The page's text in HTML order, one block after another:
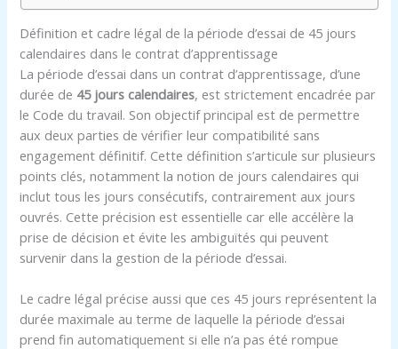
Définition et cadre légal de la période d’essai de 45 jours
calendaires dans le contrat d’apprentissage
La période d’essai dans un contrat d’apprentissage, d’une
durée de 45 jours calendaires, est strictement encadrée par
le Code du travail. Son objectif principal est de permettre
aux deux parties de vérifier leur compatibilité sans
engagement définitif. Cette définition s’articule sur plusieurs
points clés, notamment la notion de jours calendaires qui
inclut tous les jours consécutifs, contrairement aux jours
ouvrés. Cette précision est essentielle car elle accélère la
prise de décision et évite les ambiguïtés qui peuvent
survenir dans la gestion de la période d’essai.
Le cadre légal précise aussi que ces 45 jours représentent la
durée maximale au terme de laquelle la période d’essai
prend fin automatiquement si elle n’a pas été rompue